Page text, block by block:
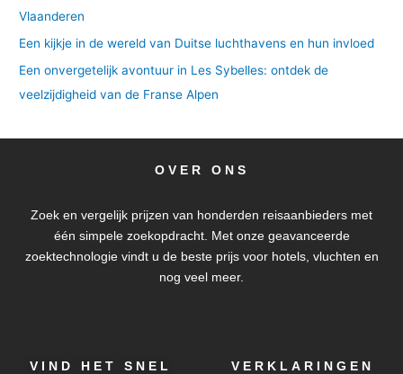
Vlaanderen
Een kijkje in de wereld van Duitse luchthavens en hun invloed
Een onvergetelijk avontuur in Les Sybelles: ontdek de
veelzijdigheid van de Franse Alpen
OVER ONS
Zoek en vergelijk prijzen van honderden reisaanbieders met
één simpele zoekopdracht. Met onze geavanceerde
zoektechnologie vindt u de beste prijs voor hotels, vluchten en
nog veel meer.
VIND HET SNEL VERKLARINGEN